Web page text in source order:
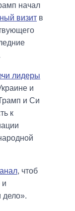
начал
визит в
лидеры
и
и Си
к
, чтоб
и
дело».